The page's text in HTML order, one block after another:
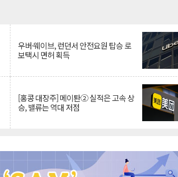
우버·웨이브, 런던서 안전요원 탑승 로
보택시 면허 획득
[홍콩 대장주] 메이퇀② 실적은 고속 상
승, 밸류는 역대 저점